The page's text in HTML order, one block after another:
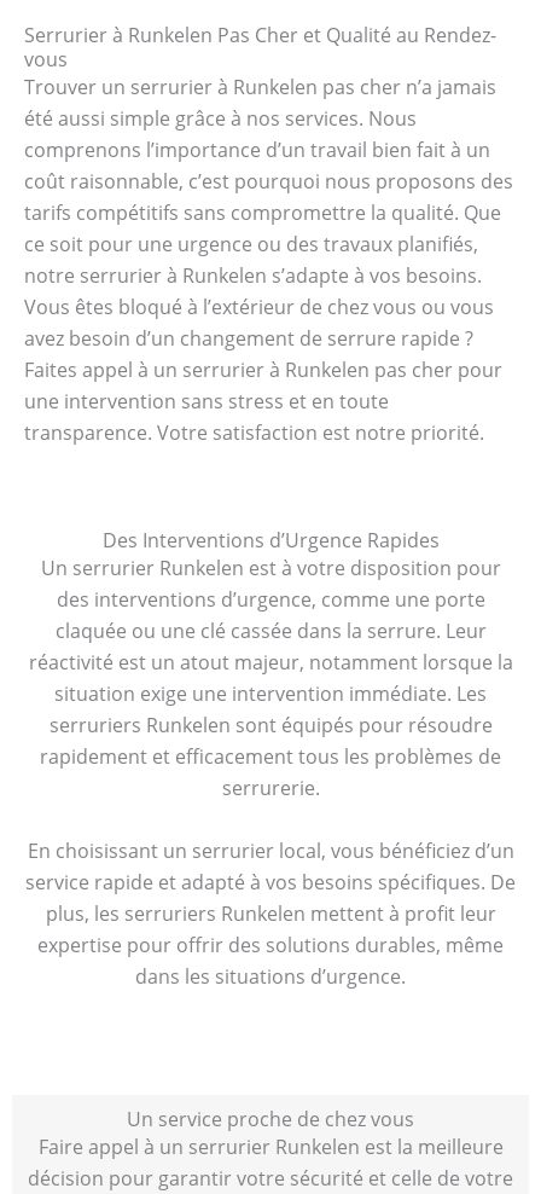
Serrurier à Runkelen Pas Cher et Qualité au Rendez-
vous
Trouver un serrurier à Runkelen pas cher n’a jamais
été aussi simple grâce à nos services. Nous
comprenons l’importance d’un travail bien fait à un
coût raisonnable, c’est pourquoi nous proposons des
tarifs compétitifs sans compromettre la qualité. Que
ce soit pour une urgence ou des travaux planifiés,
notre serrurier à Runkelen s’adapte à vos besoins.
Vous êtes bloqué à l’extérieur de chez vous ou vous
avez besoin d’un changement de serrure rapide ?
Faites appel à un serrurier à Runkelen pas cher pour
une intervention sans stress et en toute
transparence. Votre satisfaction est notre priorité.
Des Interventions d’Urgence Rapides
Un serrurier Runkelen est à votre disposition pour
des interventions d’urgence, comme une porte
claquée ou une clé cassée dans la serrure. Leur
réactivité est un atout majeur, notamment lorsque la
situation exige une intervention immédiate. Les
serruriers Runkelen sont équipés pour résoudre
rapidement et efficacement tous les problèmes de
serrurerie.
En choisissant un serrurier local, vous bénéficiez d’un
service rapide et adapté à vos besoins spécifiques. De
plus, les serruriers Runkelen mettent à profit leur
expertise pour offrir des solutions durables, même
dans les situations d’urgence.
Un service proche de chez vous
Faire appel à un serrurier Runkelen est la meilleure
décision pour garantir votre sécurité et celle de votre